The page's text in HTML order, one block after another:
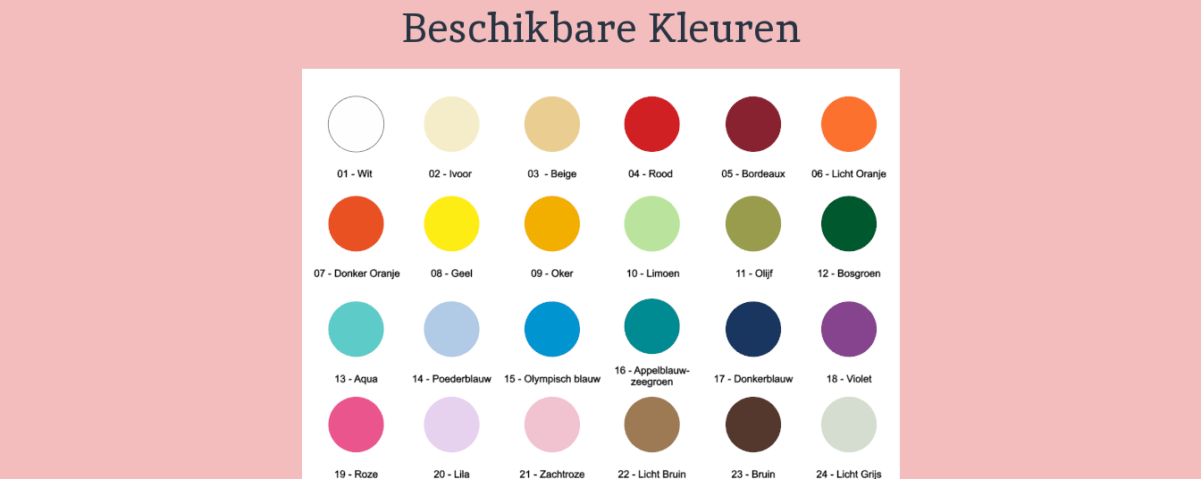
Beschikbare Kleuren